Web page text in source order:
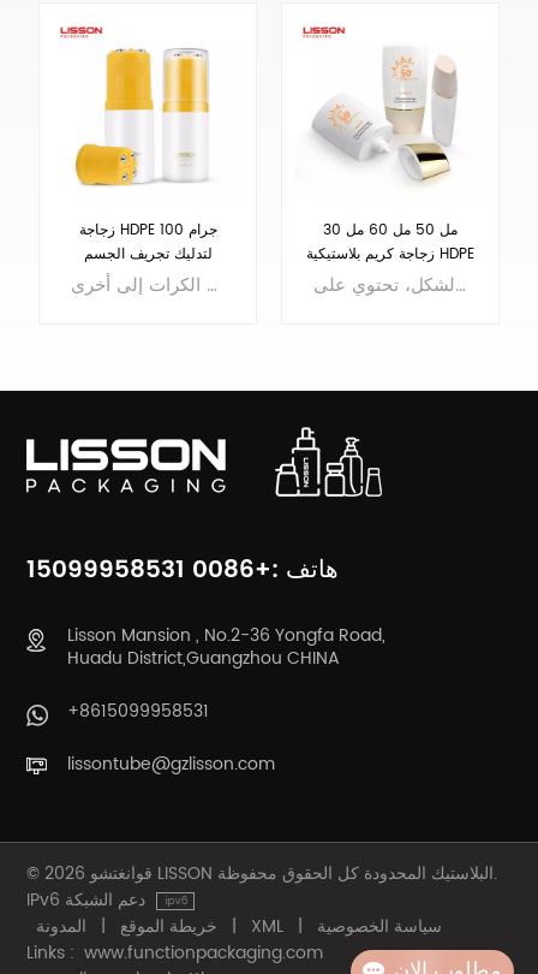
زجاجة HDPE 100 جرام
لتدليك تجريف الجسم
توجد 4 كرات من الفولاذ المقاوم للصدأ على الزجاجة، ويمكن تغيير مواد الكرات إلى أخرى.
30 مل 50 مل 60 مل
زجاجة كريم بلاستيكية HDPE
شفافة من طبقة EOVH
لليدين وواقي الشمس
زجاجات بلاستيكية بيضاوية الشكل، تحتوي على EOVH في الزجاجة، مما يوفر حماية أفضل للتركيبة. موك فقط 5000 قطعة.
هاتف :+0086 15099958531
Lisson Mansion , No.2-36 Yongfa Road,
Huadu District,Guangzhou CHINA
+8615099958531
lissontube@gzlisson.com
© 2026 قوانغتشو LISSON البلاستيك المحدودة كل الحقوق محفوظة.
المدونة
| خريطة الموقع | XML |
سياسة الخصوصية
Links : www.functionpackaging.com